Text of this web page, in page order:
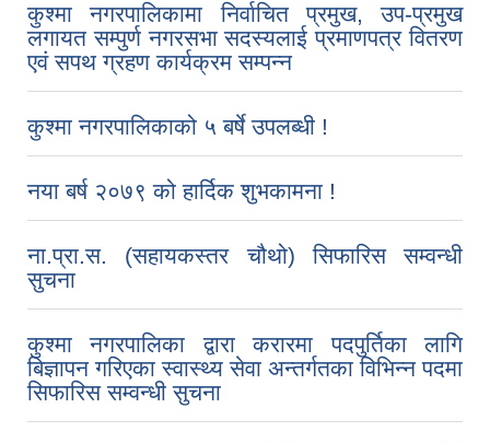
कुश्मा नगरपालिकामा निर्वाचित प्रमुख, उप-प्रमुख
लगायत सम्पुर्ण नगरसभा सदस्यलाई प्रमाणपत्र वितरण
एवं सपथ ग्रहण कार्यक्रम सम्पन्न
कुश्मा नगरपालिकाको ५ बर्षे उपलब्धी !
नया बर्ष २०७९ को हार्दिक शुभकामना !
ना.प्रा.स. (सहायकस्तर चौथो) सिफारिस सम्वन्धी
सुचना
कुश्मा नगरपालिका द्वारा करारमा पदपुर्तिका लागि
बिज्ञापन गरिएका स्वास्थ्य सेवा अन्तर्गतका विभिन्न पदमा
सिफारिस सम्वन्धी सुचना